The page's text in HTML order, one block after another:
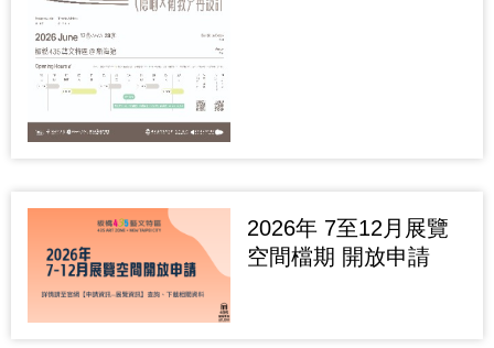
2026年 7至12月展覽
空間檔期 開放申請